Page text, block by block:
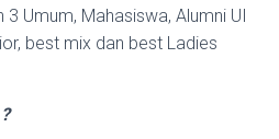
Umum, Mahasiswa, Alumni UI
best mix dan best Ladies